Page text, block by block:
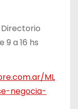
Directorio
a 16 hs
ML
negocia-